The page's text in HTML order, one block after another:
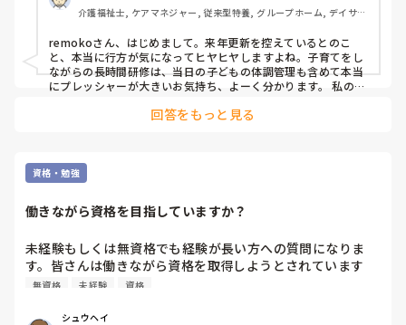
介護福祉士, ケアマネジャー, 従来型特養, グループホーム, デイサー
remokoさん、はじめまして。来年更新を控えているとのこ
と、本当に行方が気になってヒヤヒヤしますよね。子育てをし
ながらの長時間研修は、当日の子どもの体調管理も含めて本当
にプレッシャーが大きいお気持ち、よーく分かります。 私の同
年から不要になるかもしれないのに、なぜ今こんなにお金と時
どの詳細は決まっていない」とのことでした。失効している人
の復活手続きなども含めて、まだ現場の窓口も国からの続報を
待っている状態のようです。 せっかくの制度見直しですから、
remokoさんのような子育て世代のケアマネさんが、不安なく
早くすっきりした情報が出てくることを祈るばかりです…！
回答をもっと見る
資格・勉強
働きながら資格を目指していますか？
未経験もしくは無資格でも経験が長い方への質問になりま
す。皆さんは働きながら資格を取得しようとされています
か？その場合、理由や会社の制度を教えてください。
無資格 未経験 資格
シュウヘイ